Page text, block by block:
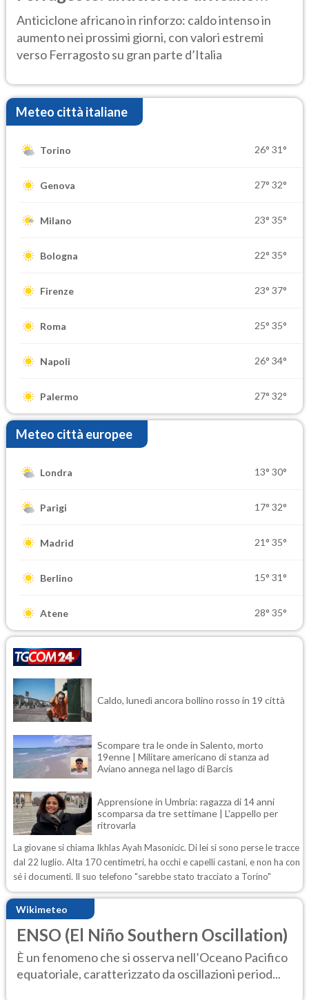
ancora protagonista
Anticiclone africano in rinforzo: caldo intenso in
aumento nei prossimi giorni, con valori estremi
verso Ferragosto su gran parte d’Italia
Meteo città italiane
Torino 26° 31°
Genova 27° 32°
Milano 23° 35°
Bologna 22° 35°
Firenze 23° 37°
Roma 25° 35°
Napoli 26° 34°
Palermo 27° 32°
Meteo città europee
Londra 13° 30°
Parigi 17° 32°
Madrid 21° 35°
Berlino 15° 31°
Atene 28° 35°
Caldo, lunedì ancora bollino rosso in 19 città
Scompare tra le onde in Salento, morto
19enne | Militare americano di stanza ad
Aviano annega nel lago di Barcis
Apprensione in Umbria: ragazza di 14 anni
scomparsa da tre settimane | L'appello per
ritrovarla
La giovane si chiama Ikhlas Ayah Masonicic. Di lei si sono perse le tracce
dal 22 luglio. Alta 170 centimetri, ha occhi e capelli castani, e non ha con
sé i documenti. Il suo telefono "sarebbe stato tracciato a Torino"
Wikimeteo
ENSO (El Niño Southern Oscillation)
È un fenomeno che si osserva nell’Oceano Pacifico
equatoriale, caratterizzato da oscillazioni period...